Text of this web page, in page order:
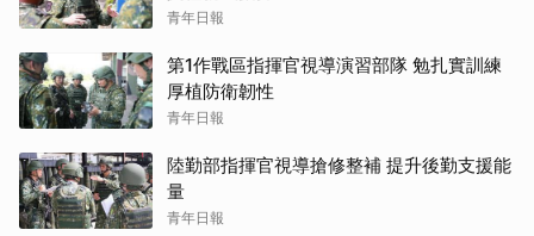
青年日報
第1作戰區指揮官視導演習部隊 勉扎實訓練
厚植防衛韌性
青年日報
陸勤部指揮官視導搶修整補 提升後勤支援能
量
青年日報